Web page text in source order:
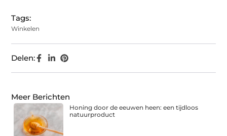
Tags:
Winkelen
Delen:
Meer Berichten
Honing door de eeuwen heen: een tijdloos
natuurproduct